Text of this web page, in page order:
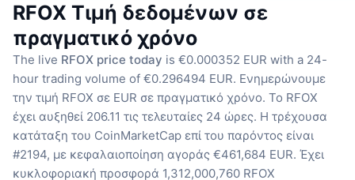
RFOX Τιμή δεδομένων σε
πραγματικό χρόνο
The live RFOX price today is €0.000352 EUR with a 24-
hour trading volume of €0.296494 EUR. Ενημερώνουμε
την τιμή RFOX σε EUR σε πραγματικό χρόνο. Το RFOX
έχει αυξηθεί 206.11 τις τελευταίες 24 ώρες. Η τρέχουσα
κατάταξη του CoinMarketCap επί του παρόντος είναι
#2194, με κεφαλαιοποίηση αγοράς €461,684 EUR. Έχει
κυκλοφοριακή προσφορά 1,312,000,760 RFOX